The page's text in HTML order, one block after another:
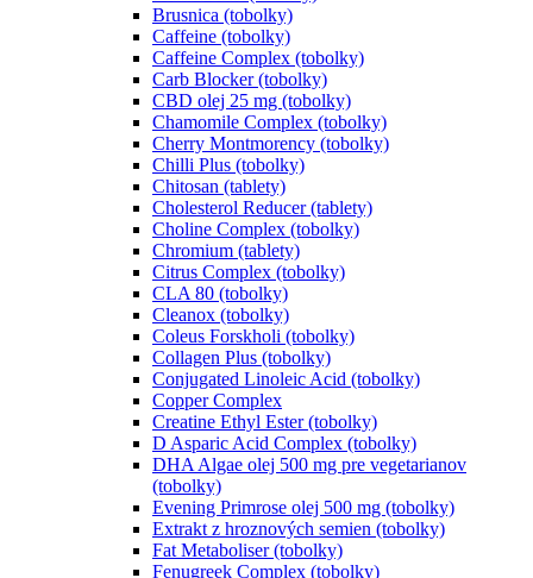
Brusnica (tobolky)
Caffeine (tobolky)
Caffeine Complex (tobolky)
Carb Blocker (tobolky)
CBD olej 25 mg (tobolky)
Chamomile Complex (tobolky)
Cherry Montmorency (tobolky)
Chilli Plus (tobolky)
Chitosan (tablety)
Cholesterol Reducer (tablety)
Choline Complex (tobolky)
Chromium (tablety)
Citrus Complex (tobolky)
CLA 80 (tobolky)
Cleanox (tobolky)
Coleus Forskholi (tobolky)
Collagen Plus (tobolky)
Conjugated Linoleic Acid (tobolky)
Copper Complex
Creatine Ethyl Ester (tobolky)
D Asparic Acid Complex (tobolky)
DHA Algae olej 500 mg pre vegetarianov
(tobolky)
Evening Primrose olej 500 mg (tobolky)
Extrakt z hroznových semien (tobolky)
Fat Metaboliser (tobolky)
Fenugreek Complex (tobolky)